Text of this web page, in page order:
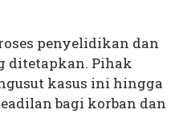
penyelidikan dan
ditetapkan. Pihak
kasus ini hingga
bagi korban dan